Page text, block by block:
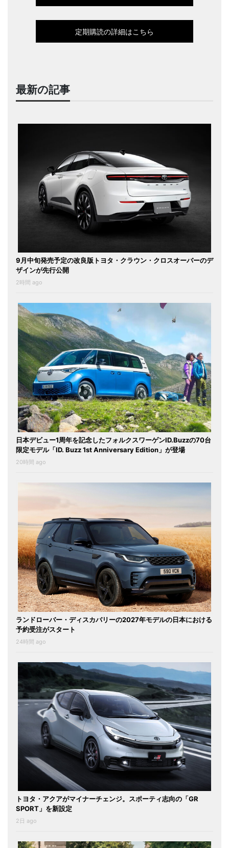
定期購読の詳細はこちら
最新の記事
9月中旬発売予定の改良版トヨタ・クラウン・クロスオーバーのデ
ザインが先行公開
2時間 ago
日本デビュー1周年を記念したフォルクスワーゲンID.Buzzの70台
限定モデル「ID. Buzz 1st Anniversary Edition」が登場
20時間 ago
ランドローバー・ディスカバリーの2027年モデルの日本における
予約受注がスタート
24時間 ago
トヨタ・アクアがマイナーチェンジ。スポーティ志向の「GR
SPORT」を新設定
2日 ago